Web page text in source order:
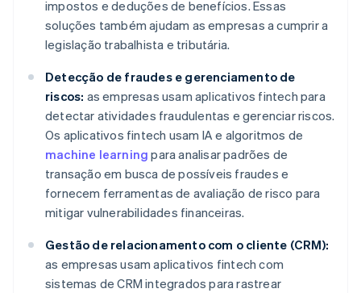
impostos e deduções de benefícios. Essas
soluções também ajudam as empresas a cumprir a
legislação trabalhista e tributária.
Detecção de fraudes e gerenciamento de
riscos: as empresas usam aplicativos fintech para
detectar atividades fraudulentas e gerenciar riscos.
Os aplicativos fintech usam IA e algoritmos de
machine learning para analisar padrões de
transação em busca de possíveis fraudes e
fornecem ferramentas de avaliação de risco para
mitigar vulnerabilidades financeiras.
Gestão de relacionamento com o cliente (CRM):
as empresas usam aplicativos fintech com
sistemas de CRM integrados para rastrear